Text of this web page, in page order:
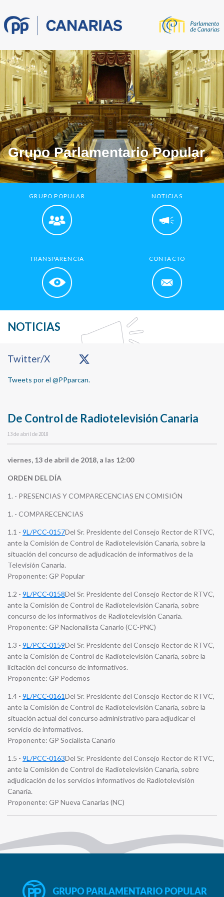
Grupo Parlamentario Popular
GRUPO POPULAR NOTICIAS
TRANSPARENCIA CONTACTO
NOTICIAS
De Control de Radiotelevisión Canaria
13 de abril de 2018
viernes, 13 de abril de 2018, a las 12:00
ORDEN DEL DÍA
1. - PRESENCIAS Y COMPARECENCIAS EN COMISIÓN
1. - COMPARECENCIAS
1.1 - 9L/PCC-0157Del Sr. Presidente del Consejo Rector de RTVC,
ante la Comisión de Control de Radiotelevisión Canaria, sobre la
situación del concurso de adjudicación de informativos de la
Televisión Canaria.
Proponente: GP Popular
1.2 - 9L/PCC-0158Del Sr. Presidente del Consejo Rector de RTVC,
ante la Comisión de Control de Radiotelevisión Canaria, sobre
concurso de los informativos de Radiotelevisión Canaria.
Proponente: GP Nacionalista Canario (CC-PNC)
1.3 - 9L/PCC-0159Del Sr. Presidente del Consejo Rector de RTVC,
ante la Comisión de Control de Radiotelevisión Canaria, sobre la
licitación del concurso de informativos.
Proponente: GP Podemos
1.4 - 9L/PCC-0161Del Sr. Presidente del Consejo Rector de RTVC,
ante la Comisión de Control de Radiotelevisión Canaria, sobre la
situación actual del concurso administrativo para adjudicar el
servicio de informativos.
Proponente: GP Socialista Canario
1.5 - 9L/PCC-0163Del Sr. Presidente del Consejo Rector de RTVC,
ante la Comisión de Control de Radiotelevisión Canaria, sobre
adjudicación de los servicios informativos de Radiotelevisión
Canaria.
Proponente: GP Nueva Canarias (NC)
Primary
Twitter/X
Tweets por el @PPparcan.